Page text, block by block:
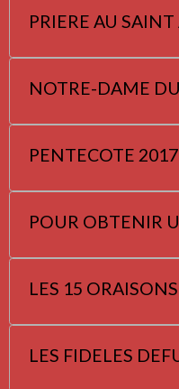
PRIERE AU
NOTRE-DAME
PENTECOTE 2017
POUR OBTENIR
LES 15
LES FIDELES